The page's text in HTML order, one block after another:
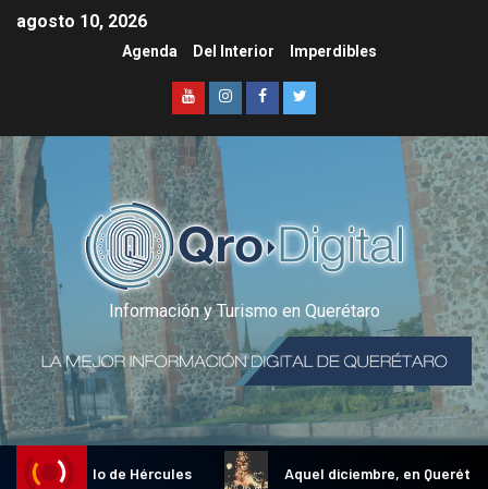
agosto 10, 2026
Agenda Del Interior Imperdibles
Información y Turismo en Querétaro
Gallo de Hércules Aquel diciembre, en Querétaro